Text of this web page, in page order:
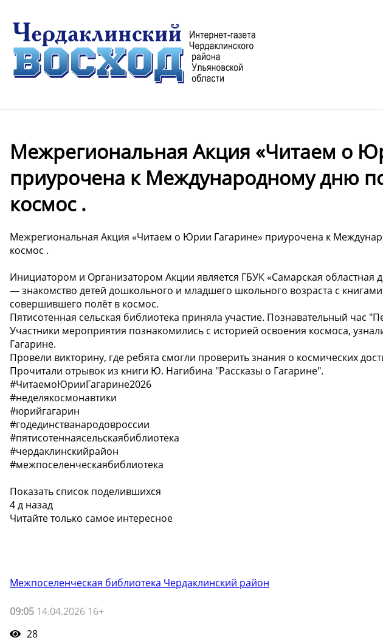
Межрегиональная Акция «Читаем о
приурочена к Международному дню
космос .
Межрегиональная Акция «Читаем о Юрии Гагарине» приурочена к
космос .
Инициатором и Организатором Акции является ГБУК «Самарская областная
— знакомство детей дошкольного и младшего школьного возраста с
совершившего полёт в космос.
Пятисотенная сельская библиотека приняла участие. Познавательный час
Участники мероприятия познакомились с историей освоения космоса,
Гагарине.
Провели викторину, где ребята смогли проверить знания о космических
Прочитали отрывок из книги Ю. Нагибина "Рассказы о Гагарине".
#ЧитаемоЮрииГагарине2026
#неделякосмонавтики
#юрийгагарин
#годединстванародовроссии
#пятисотеннаясельскаябиблиотека
#чердаклинскийрайон
#межпоселенческаябиблиотека
Показать список поделившихся
4 д назад
Читайте только самое интересное
Межпоселенческая библиотека Чердаклинский район
09:05 14.04.2026 16+
28